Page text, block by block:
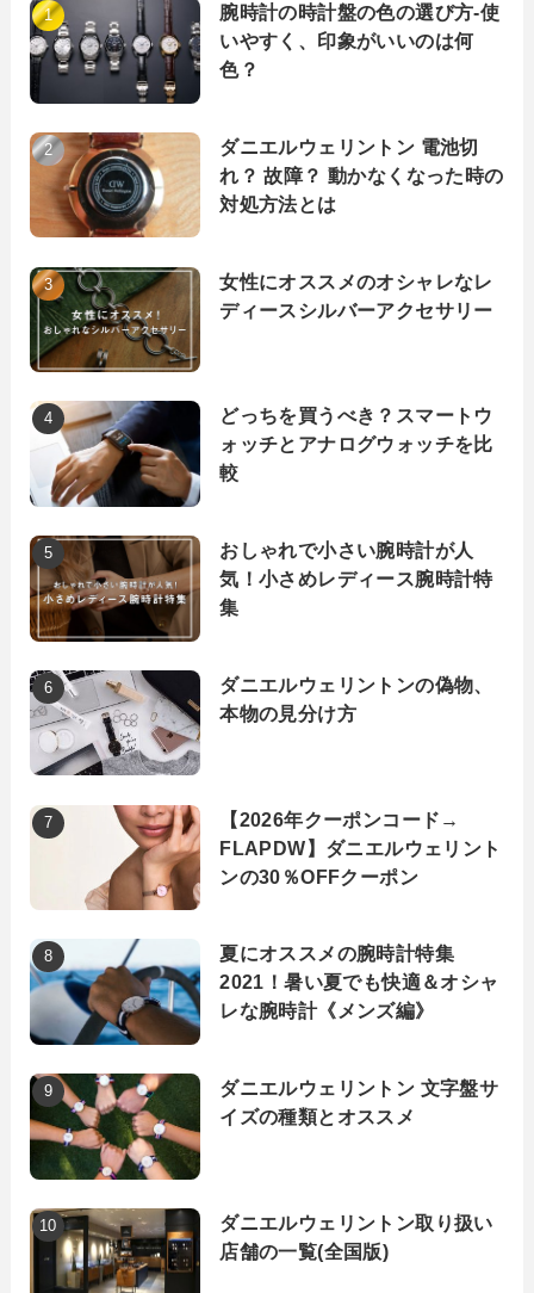
腕時計の時計盤の色の選び方-使
いやすく、印象がいいのは何
色？
ダニエルウェリントン 電池切
れ？ 故障？ 動かなくなった時の
対処方法とは
女性にオススメのオシャレなレ
ディースシルバーアクセサリー
どっちを買うべき？スマートウ
ォッチとアナログウォッチを比
較
おしゃれで小さい腕時計が人
気！小さめレディース腕時計特
集
ダニエルウェリントンの偽物、
本物の見分け方
【2026年クーポンコード→
FLAPDW】ダニエルウェリント
ンの30％OFFクーポン
夏にオススメの腕時計特集
2021！暑い夏でも快適＆オシャ
レな腕時計《メンズ編》
ダニエルウェリントン 文字盤サ
イズの種類とオススメ
ダニエルウェリントン取り扱い
店舗の一覧(全国版)